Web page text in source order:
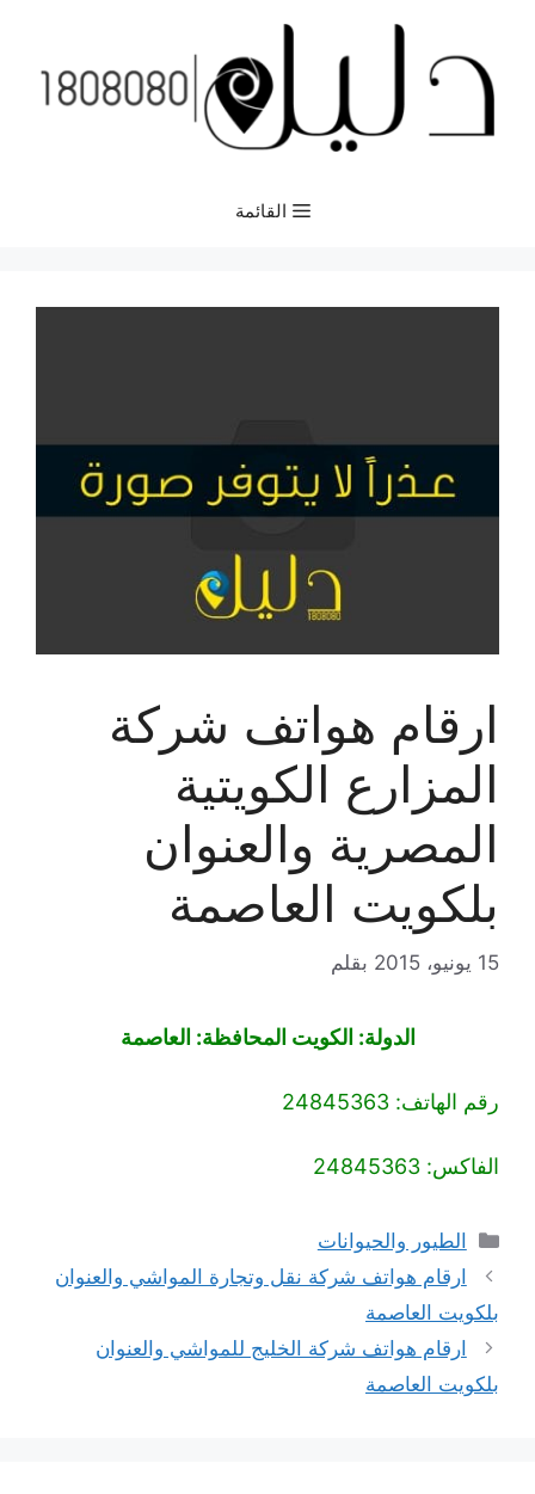
المحتوى
القائمة
ارقام هواتف شركة
المزارع الكويتية
المصرية والعنوان
بلكويت العاصمة
15 يونيو، 2015 بقلم
الدولة: الكويت المحافظة: العاصمة
رقم الهاتف: 24845363
الفاكس: 24845363
التصنيفات
الطيور والحيوانات
ارقام هواتف شركة نقل وتجارة المواشي والعنوان
بلكويت العاصمة
ارقام هواتف شركة الخليج للمواشي والعنوان
بلكويت العاصمة